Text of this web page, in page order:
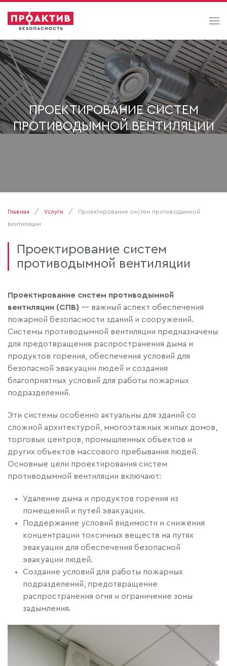
ПРОЕКТИРОВАНИЕ СИСТЕМ
ПРОТИВОДЫМНОЙ ВЕНТИЛЯЦИИ
Главная Услуги
Проектирование систем противодымной
вентиляции
Проектирование систем
противодымной вентиляции
Проектирование систем противодымной
вентиляции (СПВ) — важный аспект обеспечения
пожарной безопасности зданий и сооружений.
Системы противодымной вентиляции предназначены
для предотвращения распространения дыма и
продуктов горения, обеспечения условий для
безопасной эвакуации людей и создания
благоприятных условий для работы пожарных
подразделений.
Эти системы особенно актуальны для зданий со
сложной архитектурой, многоэтажных жилых домов,
торговых центров, промышленных объектов и
других объектов массового пребывания людей.
Основные цели проектирования систем
противодымной вентиляции включают:
Удаление дыма и продуктов горения из
помещений и путей эвакуации.
Поддержание условий видимости и снижения
концентрации токсичных веществ на путях
эвакуации для обеспечения безопасной
эвакуации людей.
Создание условий для работы пожарных
подразделений, предотвращение
распространения огня и ограничение зоны
задымления.